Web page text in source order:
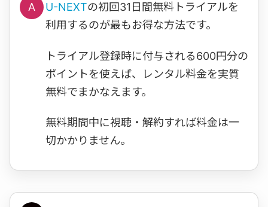
A U-NEXTの初回31日間無料トライアルを
利用するのが最もお得な方法です。
トライアル登録時に付与される600円分の
ポイントを使えば、レンタル料金を実質
無料でまかなえます。
無料期間中に視聴・解約すれば料金は一
切かかりません。